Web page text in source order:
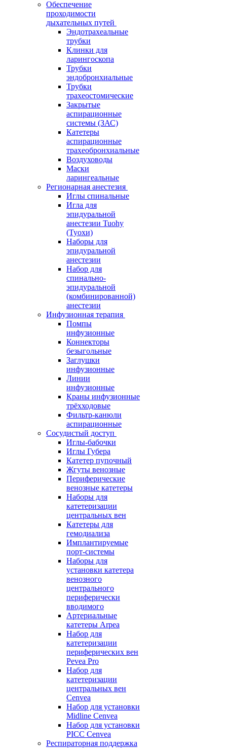
Обеспечение
проходимости
дыхательных путей
Эндотрахеальные
трубки
Клинки для
ларингоскопа
Трубки
эндобронхиальные
Трубки
трахеостомические
Закрытые
аспирационные
системы (ЗАС)
Катетеры
аспирационные
трахеобронхиальные
Воздуховоды
Маски
ларингеальные
Регионарная анестезия
Иглы спинальные
Игла для
эпидуральной
анестезии Tuohy
(Туохи)
Наборы для
эпидуральной
анестезии
Набор для
спинально-
эпидуральной
(комбинированной)
анестезии
Инфузионная терапия
Помпы
инфузионные
Коннекторы
безыгольные
Заглушки
инфузионные
Линии
инфузионные
Краны инфузионные
трёхходовые
Фильтр-канюли
аспирационные
Сосудистый доступ
Иглы-бабочки
Иглы Губера
Катетер пупочный
Жгуты венозные
Периферические
венозные катетеры
Наборы для
катетеризации
центральных вен
Катетеры для
гемодиализа
Имплантируемые
порт‑системы
Наборы для
установки катетера
венозного
центрального
периферически
вводимого
Артериальные
катетеры Arpea
Набор для
катетеризации
периферических вен
Pevea Pro
Набор для
катетеризации
центральных вен
Cenvea
Набор для установки
Midline Cenvea
Набор для установки
PICC Cenvea
Респираторная поддержка